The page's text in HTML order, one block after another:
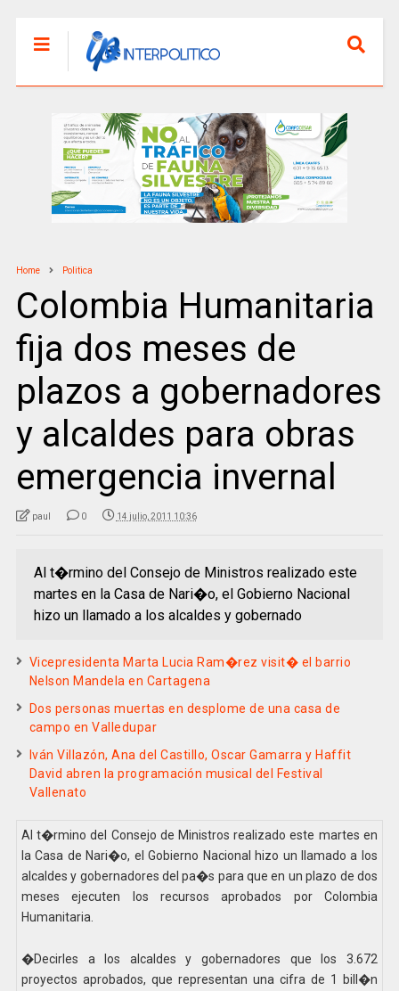
Home Politica
Colombia Humanitaria
fija dos meses de
plazos a gobernadores
y alcaldes para obras
emergencia invernal
paul 0 14 julio, 2011 10:36
Al t�rmino del Consejo de Ministros realizado este
martes en la Casa de Nari�o, el Gobierno Nacional
hizo un llamado a los alcaldes y gobernado
Vicepresidenta Marta Lucia Ram�rez visit� el barrio
Nelson Mandela en Cartagena
Dos personas muertas en desplome de una casa de
campo en Valledupar
Iván Villazón, Ana del Castillo, Oscar Gamarra y Haffit
David abren la programación musical del Festival
Vallenato
Al t�rmino del Consejo de Ministros realizado este martes en
la Casa de Nari�o, el Gobierno Nacional hizo un llamado a los
alcaldes y gobernadores del pa�s para que en un plazo de dos
meses ejecuten los recursos aprobados por Colombia
Humanitaria.
�Decirles a los alcaldes y gobernadores que los 3.672
proyectos aprobados, que representan una cifra de 1 bill�n